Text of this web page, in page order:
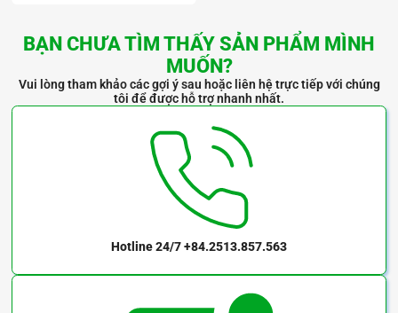
BẠN CHƯA TÌM THẤY SẢN PHẨM MÌNH
MUỐN?
Vui lòng tham khảo các gợi ý sau hoặc liên hệ trực tiếp với chúng
tôi để được hỗ trợ nhanh nhất.
Hotline 24/7+84.2513.857.563